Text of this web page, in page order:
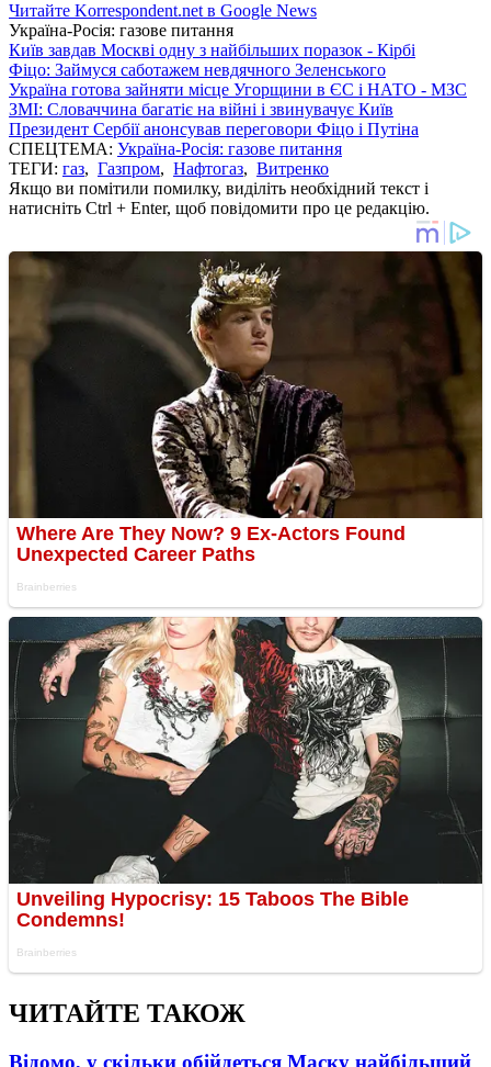
Читайте Korrespondent.net в Google News
Україна-Росія: газове питання
Київ завдав Москві одну з найбільших поразок - Кірбі
Фіцо: Займуся саботажем невдячного Зеленського
Україна готова зайняти місце Угорщини в ЄС і НАТО - МЗС
ЗМІ: Словаччина багатіє на війні і звинувачує Київ
Президент Сербії анонсував переговори Фіцо і Путіна
СПЕЦТЕМА: Україна-Росія: газове питання
ТЕГИ: газ, Газпром, Нафтогаз, Витренко
Якщо ви помітили помилку, виділіть необхідний текст і
натисніть Ctrl + Enter, щоб повідомити про це редакцію.
ЧИТАЙТЕ ТАКОЖ
Відомо, у скільки обійдеться Маску найбільший